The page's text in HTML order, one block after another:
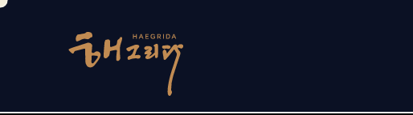
건 현재 페이지 1/1